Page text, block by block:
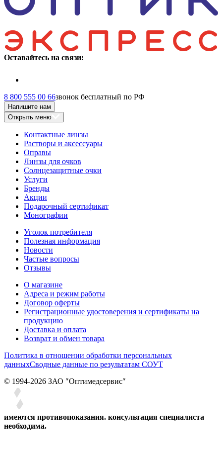
Оставайтесь на связи:
8 800 555 00 66звонок бесплатный по РФ
Напишите нам
Открыть меню
Контактные линзы
Растворы и аксессуары
Оправы
Линзы для очков
Солнцезащитные очки
Услуги
Бренды
Акции
Подарочный сертификат
Монографии
Уголок потребителя
Полезная информация
Новости
Частые вопросы
Отзывы
О магазине
Адреса и режим работы
Договор оферты
Регистрационные удостоверения и сертификаты на
продукцию
Доставка и оплата
Возврат и обмен товара
Политика в отношении обработки персональных
данныхСводные данные по результатам СОУТ
© 1994-2026 ЗАО ″Оптимедсервис″
имеются противопоказания. консультация специалиста
необходима.